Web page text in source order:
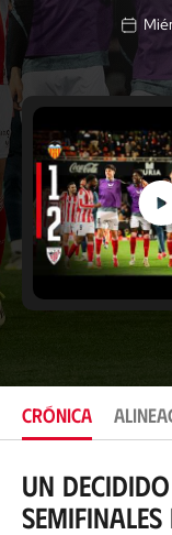
CRÓNICA
Un
semifinales